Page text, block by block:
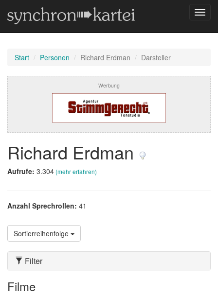
Start Personen Richard Erdman Darsteller
Werbung
Richard Erdman
Aufrufe: 3.304(mehr erfahren)
Anzahl Sprechrollen: 41
Sortierreihenfolge
Filter
Filme